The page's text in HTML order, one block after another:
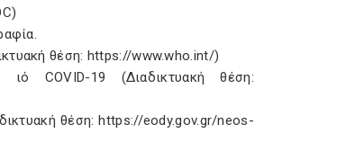
θέση: https://www.who.int/)
COVID-19 (Διαδικτυακή θέση:
θέση: https://eody.gov.gr/neos-